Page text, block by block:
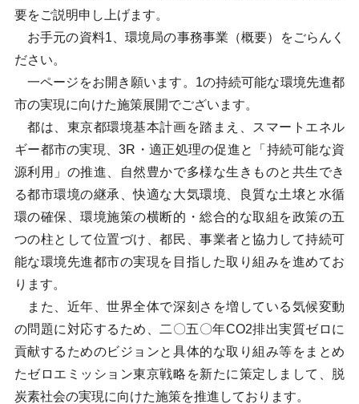
要をご説明申し上げます。
お手元の資料1、環境局の事務事業（概要）をごらんく
ださい。
一ページをお開き願います。1の持続可能な環境先進都
市の実現に向けた施策展開でございます。
都は、東京都環境基本計画を踏まえ、スマートエネル
ギー都市の実現、3R・適正処理の促進と「持続可能な資
源利用」の推進、自然豊かで多様な生きものと共生でき
る都市環境の継承、快適な大気環境、良質な土壌と水循
環の確保、環境施策の横断的・総合的な取組を政策の五
つの柱として位置づけ、都民、事業者と協力して持続可
能な環境先進都市の実現を目指した取り組みを進めてお
ります。
また、近年、世界全体で深刻さを増している気候変動
の問題に対応するため、二〇五〇年CO2排出実質ゼロに
貢献するためのビジョンと具体的な取り組み等をまとめ
たゼロエミッション東京戦略を新たに策定しまして、脱
炭素社会の実現に向けた施策を推進しております。